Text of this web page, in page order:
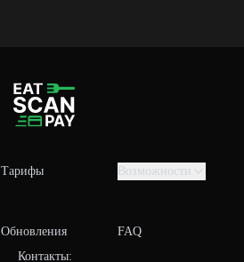
Тарифы Возможности
Обновления
FAQ
Контакты: